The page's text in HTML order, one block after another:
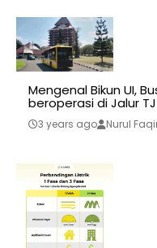
Mengenal Bikun UI,
beroperasi di Jalur TJ
3 years ago Nurul